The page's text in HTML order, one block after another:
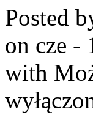
Posted
on cze -
with